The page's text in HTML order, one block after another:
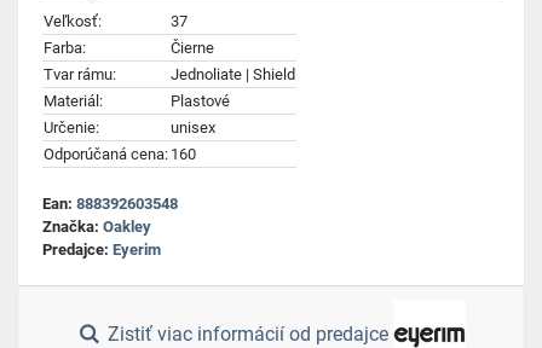
Veľkosť:
37
Farba:
Čierne
Tvar rámu:
Jednoliate | Shield
Materiál:
Plastové
Určenie:
unisex
Odporúčaná cena: 160
Ean: 888392603548
Značka: Oakley
Predajce: Eyerim
Zistiť viac informácií od predajce